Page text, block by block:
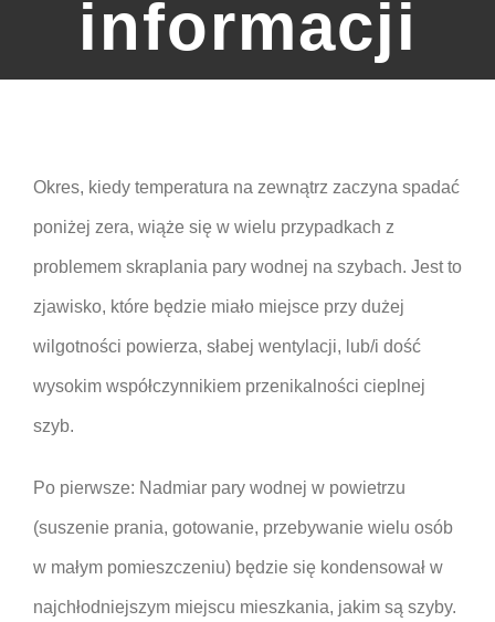
informacji
Okres, kiedy temperatura na zewnątrz zaczyna spadać
poniżej zera, wiąże się w wielu przypadkach z
problemem skraplania pary wodnej na szybach. Jest to
zjawisko, które będzie miało miejsce przy dużej
wilgotności powierza, słabej wentylacji, lub/i dość
wysokim współczynnikiem przenikalności cieplnej
szyb.
Po pierwsze: Nadmiar pary wodnej w powietrzu
(suszenie prania, gotowanie, przebywanie wielu osób
w małym pomieszczeniu) będzie się kondensował w
najchłodniejszym miejscu mieszkania, jakim są szyby.